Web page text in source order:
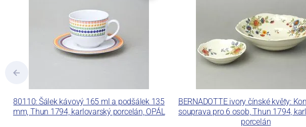
Concordia Lesov používá ochrannou známku LC a Thun Hotel
80110: Šálek kávový 165 ml a podšálek 135
mm, Thun 1794, karlovarský porcelán, OPÁL
BERNADOTTE ivory čínské květy:
souprava pro 6 osob, Thun 1794,
porcelán